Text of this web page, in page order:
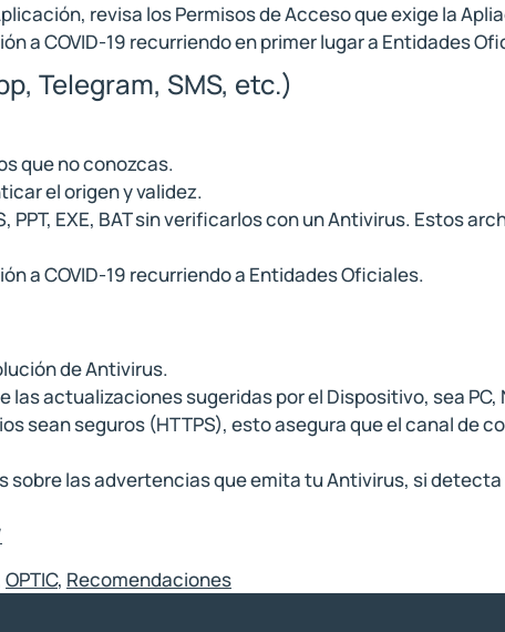
revisa los Permisos de Acceso que exige la
a COVID-19 recurriendo en primer lugar a Entidades
Telegram, SMS, etc.)
que no conozcas.
el origen y validez.
PPT, EXE, BAT sin verificarlos con un Antivirus. Estos
a COVID-19 recurriendo a Entidades Oficiales.
de Antivirus.
actualizaciones sugeridas por el Dispositivo, sea
sean seguros (HTTPS), esto asegura que el canal de
las advertencias que emita tu Antivirus, si
OPTIC, Recomendaciones